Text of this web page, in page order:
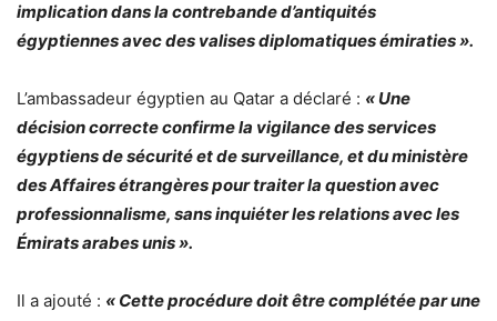
implication dans la contrebande d’antiquités
égyptiennes avec des valises diplomatiques émiraties ».
L’ambassadeur égyptien au Qatar a déclaré : « Une
décision correcte confirme la vigilance des services
égyptiens de sécurité et de surveillance, et du ministère
des Affaires étrangères pour traiter la question avec
professionnalisme, sans inquiéter les relations avec les
Émirats arabes unis ».
Il a ajouté : « Cette procédure doit être complétée par une